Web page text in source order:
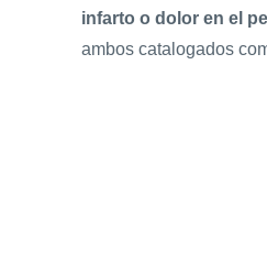
infarto o dolor en el
ambos catalogados